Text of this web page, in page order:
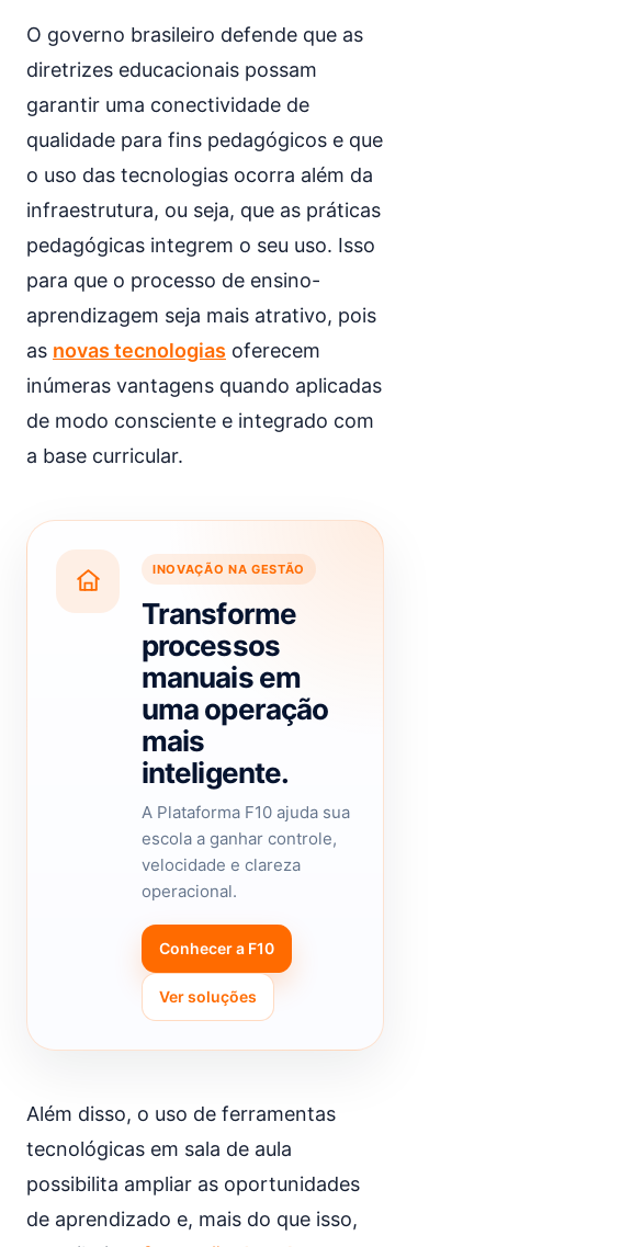
O governo brasileiro defende que as
diretrizes educacionais possam
garantir uma conectividade de
qualidade para fins pedagógicos e que
o uso das tecnologias ocorra além da
infraestrutura, ou seja, que as práticas
pedagógicas integrem o seu uso. Isso
para que o processo de ensino-
aprendizagem seja mais atrativo, pois
as novas tecnologias oferecem
inúmeras vantagens quando aplicadas
de modo consciente e integrado com
a base curricular.
INOVAÇÃO NA GESTÃO
Transforme
processos
manuais em
uma operação
mais
inteligente.
A Plataforma F10 ajuda sua
escola a ganhar controle,
velocidade e clareza
operacional.
Conhecer a F10
Ver soluções
Além disso, o uso de ferramentas
tecnológicas em sala de aula
possibilita ampliar as oportunidades
de aprendizado e, mais do que isso,